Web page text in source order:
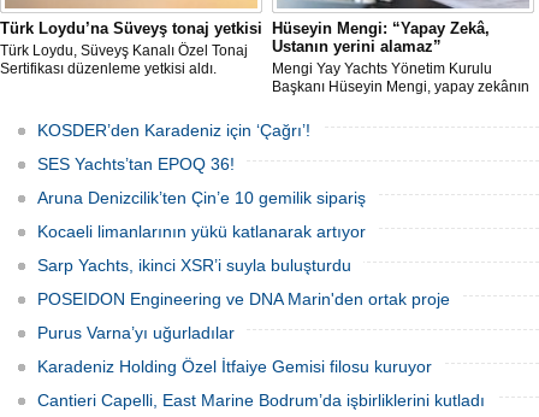
Türk Loydu’na Süveyş tonaj yetkisi
Türk Loydu, Süveyş Kanalı Özel Tonaj
Sertifikası düzenleme yetkisi aldı.
Hüseyin Mengi: “Yapay Zekâ,
Ustanın yerini alamaz”
Mengi Yay Yachts Yönetim Kurulu
Başkanı Hüseyin Mengi, yapay zekânın
özel üretim sürecini, mega yat
tanımındaki değişimi ve hibrit tahrik
sistemlerinin ekonomisini CNN Türk'te
anlattı.
KOSDER’den Karadeniz için ‘Çağrı’!
SES Yachts’tan EPOQ 36!
Aruna Denizcilik’ten Çin’e 10 gemilik sipariş
Kocaeli limanlarının yükü katlanarak artıyor
Sarp Yachts, ikinci XSR’i suyla buluşturdu
POSEIDON Engineering ve DNA Marin'den ortak proje
Purus Varna’yı uğurladılar
Karadeniz Holding Özel İtfaiye Gemisi filosu kuruyor
Cantieri Capelli, East Marine Bodrum’da işbirliklerini kutladı